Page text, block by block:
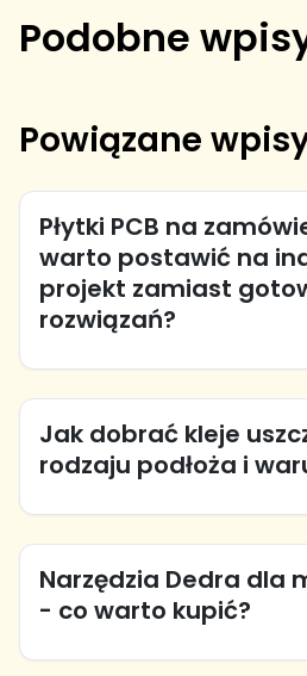
Podobne
Powiązane
Płytki PCB na
warto postawić na
projekt zamiast
rozwiązań?
Jak dobrać kleje
rodzaju podłoża i
Narzędzia Dedra dla
- co warto kupić?